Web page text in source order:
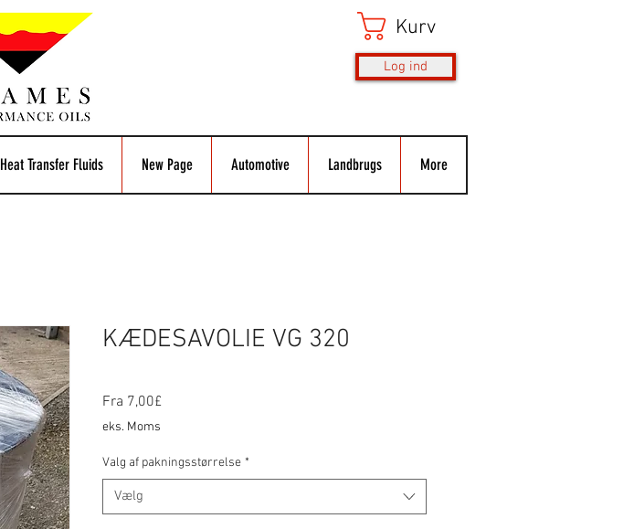
Kurv
Log ind
Heat Transfer Fluids New Page Automotive Landbrugs More
KÆDESAVOLIE VG 320
Fra 7,00£
eks. Moms
Valg af pakningsstørrelse *
Vælg